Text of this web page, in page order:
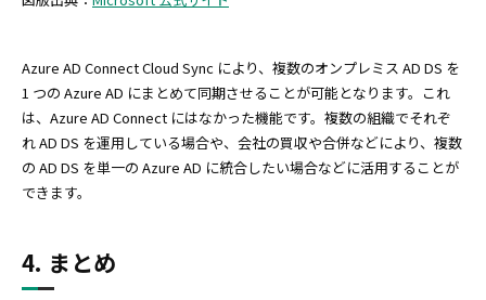
Azure AD Connect Cloud Sync により、複数のオンプレミス AD DS を
1 つの Azure AD にまとめて同期させることが可能となります。これ
は、Azure AD Connect にはなかった機能です。複数の組織でそれぞ
れ AD DS を運用している場合や、会社の買収や合併などにより、複数
の AD DS を単一の Azure AD に統合したい場合などに活用することが
できます。
4. まとめ